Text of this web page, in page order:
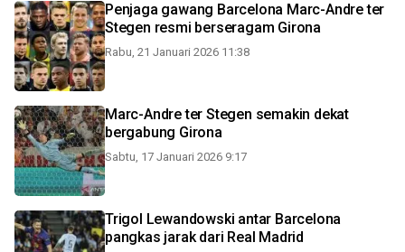
Penjaga gawang Barcelona Marc-Andre ter
Stegen resmi berseragam Girona
Rabu, 21 Januari 2026 11:38
Marc-Andre ter Stegen semakin dekat
bergabung Girona
Sabtu, 17 Januari 2026 9:17
Trigol Lewandowski antar Barcelona
pangkas jarak dari Real Madrid